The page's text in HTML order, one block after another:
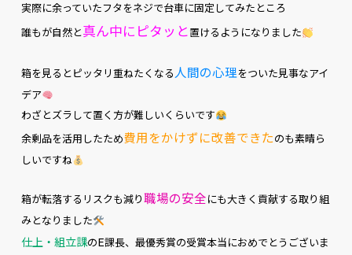
実際に余っていたフタをネジで台車に固定してみたところ
誰もが自然と真ん中にピタッと置けるようになりました
箱を見るとピッタリ重ねたくなる人間の心理をついた見事なアイ
デア
わざとズラして置く方が難しいくらいです
余剰品を活用したため費用をかけずに改善できたのも素晴ら
しいですね
箱が転落するリスクも減り職場の安全にも大きく貢献する取り組
みとなりました
仕上・組立課のE課長、最優秀賞の受賞本当におめでとうございま